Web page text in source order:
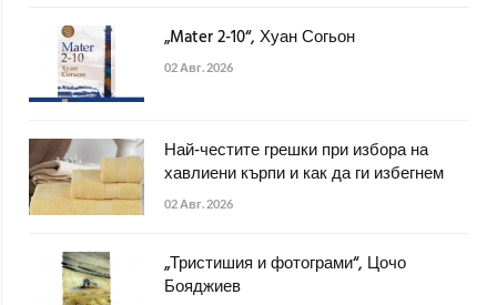
„Mater 2-10“, Хуан Согьон
02 Авг. 2026
Най-честите грешки при избора на
хавлиени кърпи и как да ги избегнем
02 Авг. 2026
„Тристишия и фотограми“, Цочо
Бояджиев